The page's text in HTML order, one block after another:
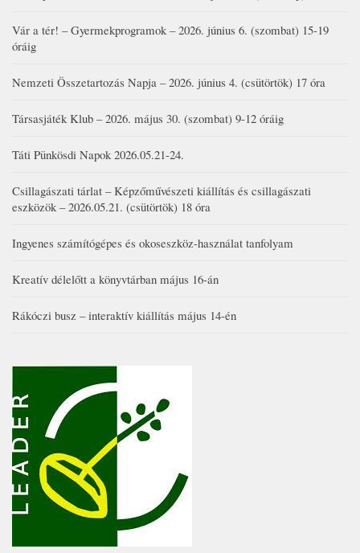
Vár a tér! – Gyermekprogramok – 2026. június 6. (szombat) 15-19
óráig
Nemzeti Összetartozás Napja – 2026. június 4. (csütörtök) 17 óra
Társasjáték Klub – 2026. május 30. (szombat) 9-12 óráig
Táti Pünkösdi Napok 2026.05.21-24.
Csillagászati tárlat – Képzőművészeti kiállítás és csillagászati
eszközök – 2026.05.21. (csütörtök) 18 óra
Ingyenes számítógépes és okoseszköz-használat tanfolyam
Kreatív délelőtt a könyvtárban május 16-án
Rákóczi busz – interaktív kiállítás május 14-én